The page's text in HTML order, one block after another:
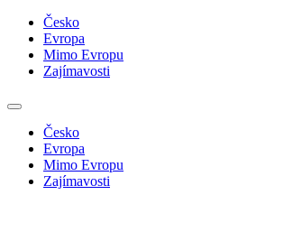
Česko
Evropa
Mimo Evropu
Zajímavosti
Česko
Evropa
Mimo Evropu
Zajímavosti